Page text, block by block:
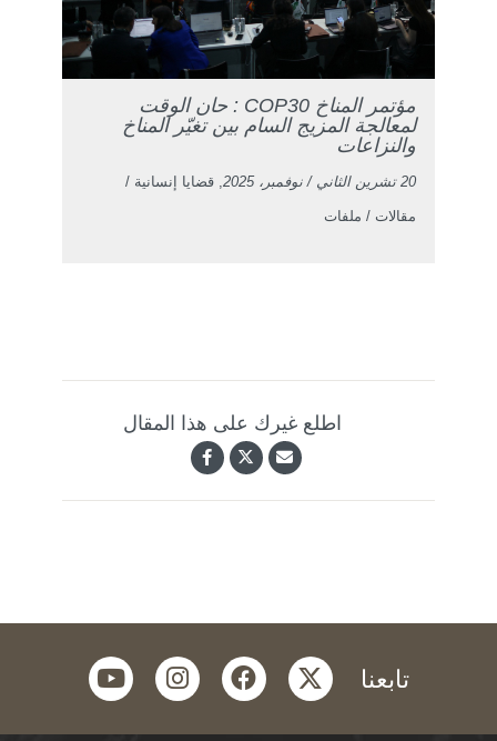
مؤتمر المناخ COP30 : حان الوقت
لمعالجة المزيج السام بين تغيّر المناخ
والنزاعات
20 تشرين الثاني / نوفمبر، 2025 , قضايا إنسانية /
مقالات / ملفات
اطلع غيرك على هذا المقال
تابعنا twitter
facebook
instagram
youtube